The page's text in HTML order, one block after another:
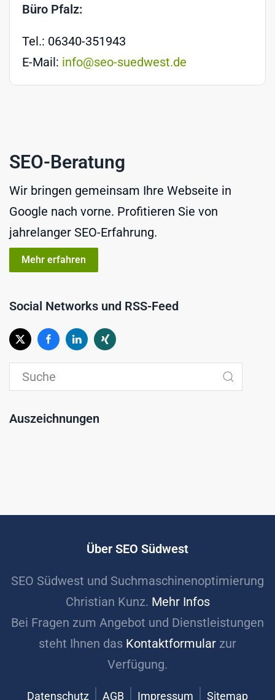
Büro Pfalz:
Tel.: 06340-351943
E-Mail: info@seo-suedwest.de
SEO-Beratung
Wir bringen gemeinsam Ihre Webseite in
Google nach vorne. Profitieren Sie von
jahrelanger SEO-Erfahrung.
Mehr erfahren
Social Networks und RSS-Feed
Auszeichnungen
Über SEO Südwest
SEO Südwest und Suchmaschinenoptimierung
Christian Kunz. Mehr Infos
Bei Fragen zum Angebot und Dienstleistungen
steht Ihnen das Kontaktformular zur
Verfügung.
Datenschutz AGB Impressum Sitemap